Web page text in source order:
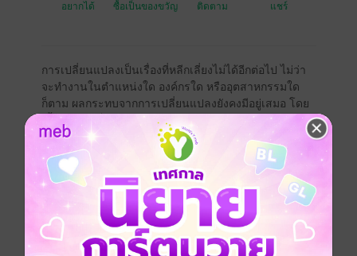
อยากได้ ซื้อเป็นของขวัญ ติดตาม แชร์
การเปลี่ยนแปลงเป็นเรื่องที่หลีกเลี่ยงไม่ได้อีกต่อไป ไม่ว่า
จะทำงานในตำแหน่งใด องค์กรใด หรืออุตสาหกรรมใด
ก็ตาม ผลกระทบจากการเปลี่ยนแปลงยังคงมีอยู่เสมอ โดย
เนื้อหาแบ่งเป็น 4 ภาคด้วยกัน คือ
ภาคที่ 1 รู้จักเอาตัว ""รอด"" (The Survivor)
ภาคที่ 2 สร้างเกราะป้องกัน รักษางานปัจจุบันให้
""ปลอดภัย"" (The Guardian)
ภาคที่ 3 สร้างความโดดเด่นและแตกต่างเพื่อให้เรา ""รุ่ง""
(The Star)
ภาคที่ 4 ต่อยอดพร้อมรับมือกับทุกการ ""เปลี่ยนแปลง""
(The Disruptor)